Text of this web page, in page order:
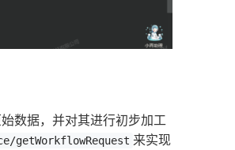
数据，并对其进行初步加工
getWorkflowRequest 来实现